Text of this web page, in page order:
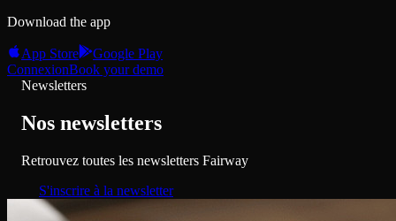
Download the app
App Store
Google Play
ConnexionBook your demo
Newsletters
Nos newsletters
Retrouvez toutes les newsletters Fairway
S'inscrire à la newsletter